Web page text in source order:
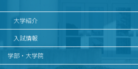
大学紹介
入試情報
学部・大学院